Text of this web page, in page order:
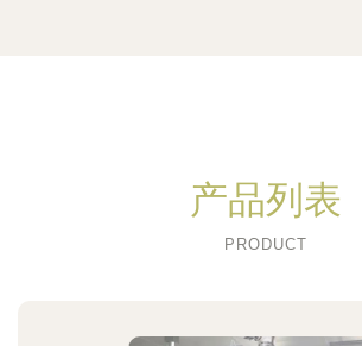
产品列表
PRODUCT